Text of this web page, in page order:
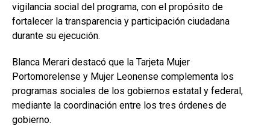
vigilancia social del programa, con el propósito de
fortalecer la transparencia y participación ciudadana
durante su ejecución.
Blanca Merari destacó que la Tarjeta Mujer
Portomorelense y Mujer Leonense complementa los
programas sociales de los gobiernos estatal y federal,
mediante la coordinación entre los tres órdenes de
gobierno.